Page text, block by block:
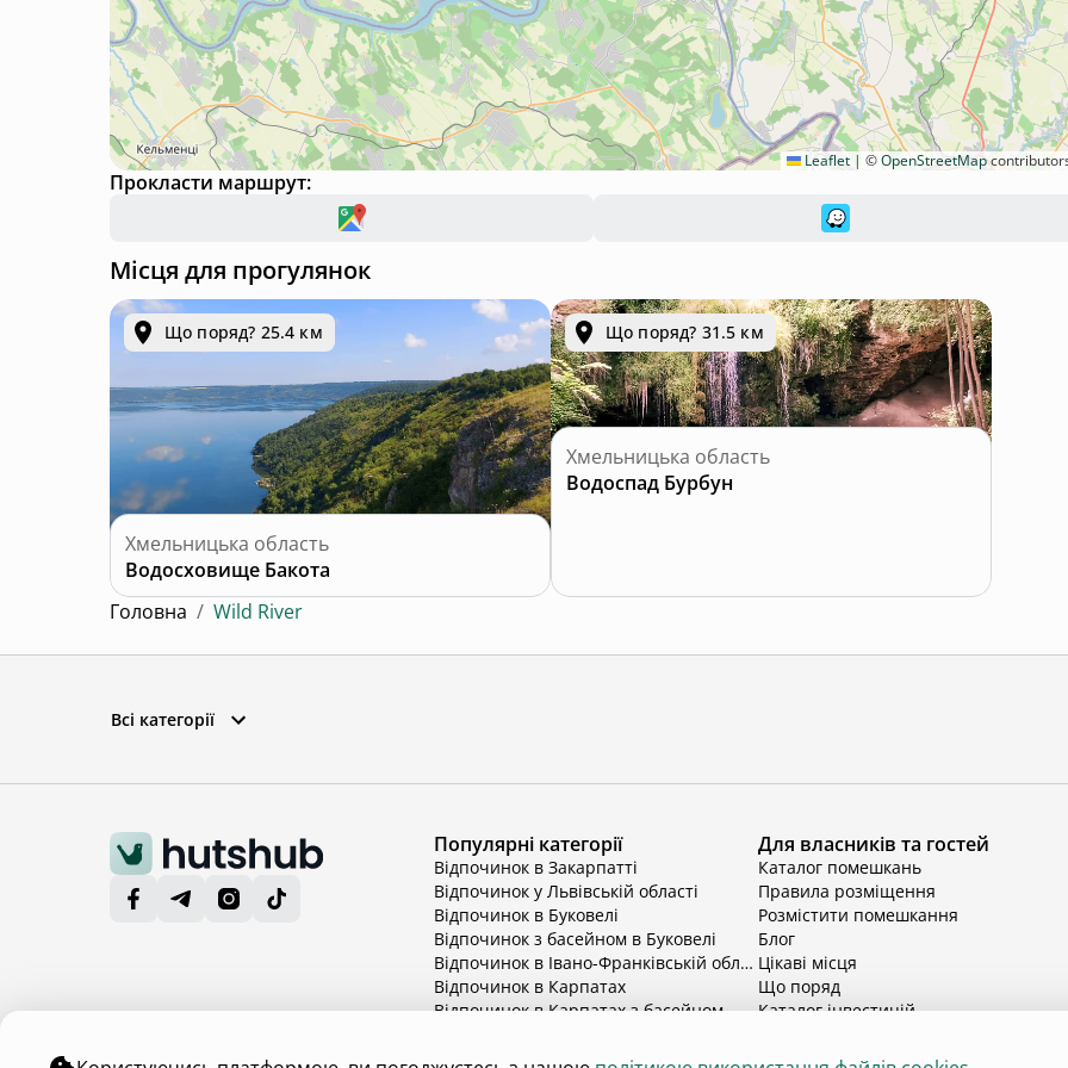
Leaflet | ©OpenStreetMap
Прокласти маршрут:
Місця для прогулянок
Що поряд? 25.4 км
Хмельницька область
Водосховище Бакота
Що поряд? 31.5 км
Хмельницька область
Водоспад Бурбун
Головна / Wild River
Всі категорії
Популярні категорії
Відпочинок в Закарпатті
Відпочинок у Львівській області
Відпочинок в Буковелі
Відпочинок з басейном в Буковелі
Відпочинок в Івано-Франківській області
Відпочинок в Карпатах
Відпочинок в Карпатах з басейном
Для власників та гостей
Каталог помешкань
Правила розміщення
Розмістити помешкання
Блог
Цікаві місця
Що поряд
Каталог інвестицій